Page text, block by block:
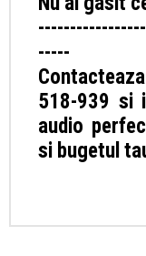
-----
518-939 si
audio
si bugetul